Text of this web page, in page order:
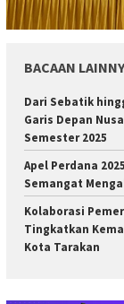
BACAAN
Dari Sebatik
Garis Depan
Semester 2025
Apel Perdana
Semangat
Kolaborasi
Tingkatkan
Kota Tarakan